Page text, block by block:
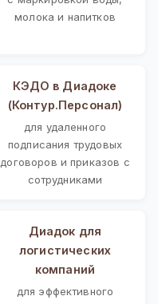
молока и напитков
КЭДО в Диадоке
(Контур.Персонал)
для удаленного
подписания трудовых
договоров и приказов с
сотрудниками
Диадок для
логистических
компаний
для эффективного